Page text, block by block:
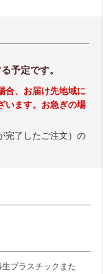
予定です。
合、お届け先地域に
います。お急ぎの場
完了したご注文）の
プラスチックまた